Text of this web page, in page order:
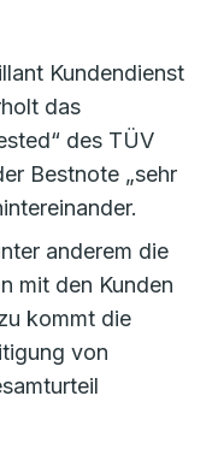
Kundendienst
das
des TÜV
Bestnote „sehr
anderem die
mit den Kunden
kommt die
von